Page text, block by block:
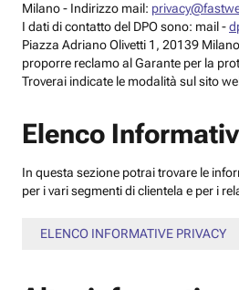
Milano - Indirizzo mail:
I dati di contatto del DPO sono: mail -
Piazza Adriano Olivetti 1, 20139
proporre reclamo al Garante per la
Troverai indicate le modalità sul sito
Elenco
In questa sezione potrai trovare le
per i vari segmenti di clientela e per i
ELENCO INFORMATIVE PRIVACY